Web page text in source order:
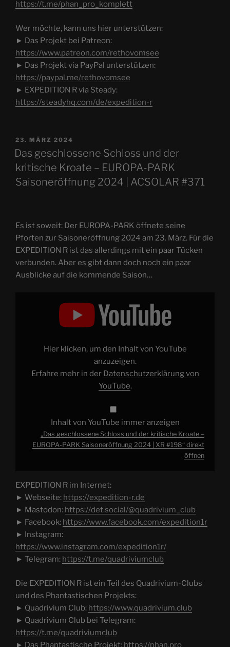
https://t.me/phan_pro_komplett
Wer möchte, kann uns hier unterstützen:
► Das Projekt bei Patreon:
https://www.patreon.com/rethovomsee
► Das Projekt via PayPal unterstützen:
https://paypal.me/rethovomsee
► EXPEDITION R via Steady:
https://steadyhq.com/de/expedition-r
VERÖFFENTLICHT
AM
23. MÄRZ 2024
Das geschlossene Schloss und der
kritische Kroate – EUROPA-PARK
Saisoneröffnung 2024 | ACSOLAR #371
Es ist soweit: Der EUROPA-PARK öffnete seine
Pforten zur Saisoneröffnung 2024 am 23. März. Für die
EXPEDITION R ist das allerdings mit ein paar Tücken
verbunden. Aber es gibt dann doch noch ein paar
Ausblicke auf die kommende Saison…
EUROPA-
2024
Hier klicken, um den Inhalt von YouTube
anzuzeigen.
Erfahre mehr in der Datenschutzerklärung von
YouTube.
Inhalt von YouTube immer anzeigen
„Das geschlossene Schloss und der kritische Kroate –
EUROPA-PARK Saisoneröffnung 2024 | XR #198“ direkt
öffnen
EXPEDITION R im Internet:
► Webseite: https://expedition-r.de
► Mastodon: https://det.social/@quadrivium_club
► Facebook: https://www.facebook.com/expedition1r
► Instagram:
https://www.instagram.com/expedition1r/
► Telegram: https://t.me/quadriviumclub
Die EXPEDITION R ist ein Teil des Quadrivium-Clubs
und des Phantastischen Projekts:
► Quadrivium Club: https://www.quadrivium.club
► Quadrivium Club bei Telegram:
https://t.me/quadriviumclub
► Das Phantastische Projekt: https://phan.pro